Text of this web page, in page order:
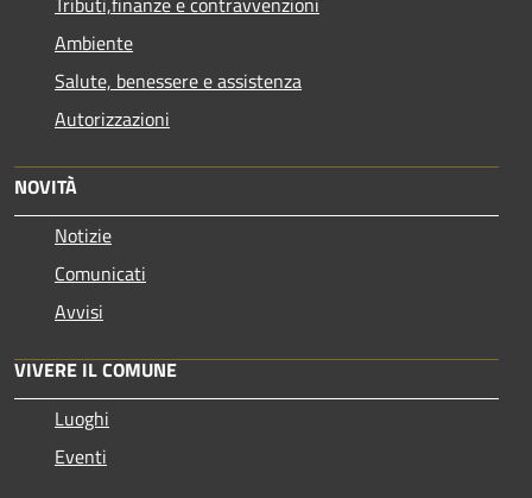
Ambiente
Salute, benessere e assistenza
Autorizzazioni
NOVITÀ
Notizie
Comunicati
Avvisi
VIVERE IL COMUNE
Luoghi
Eventi